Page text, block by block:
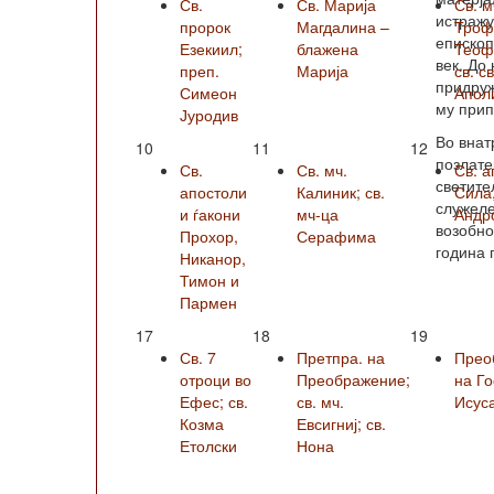
век. До
му
Во
година
Св.
пророк
Езекиил;
преп.
Симеон
Јуродив
Св. Марија
Магдалина –
блажена
Марија
Св.
св.
10
Св.
апостоли
и ѓакони
Прохор,
Никанор,
Тимон и
Пармен
11
Св. мч.
Калиник; св.
мч-ца
Серафима
12
Св.
17
Св. 7
отроци во
Ефес; св.
Козма
Етолски
18
Претпра. на
Преображение;
св. мч.
Евсигниј; св.
Нона
19
на